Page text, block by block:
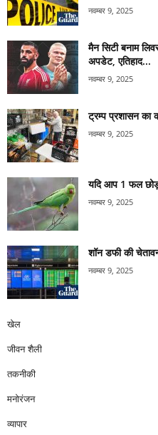
नवम्बर 9, 2025
मैन सिटी बनाम
अपडेट, एतिहाद...
नवम्बर 9, 2025
ट्रम्प प्रशासन का
नवम्बर 9, 2025
यदि आप 1 फल
नवम्बर 9, 2025
शॉन डफी की
नवम्बर 9, 2025
खेल
जीवन शैली
तकनीकी
मनोरंजन
व्यापार